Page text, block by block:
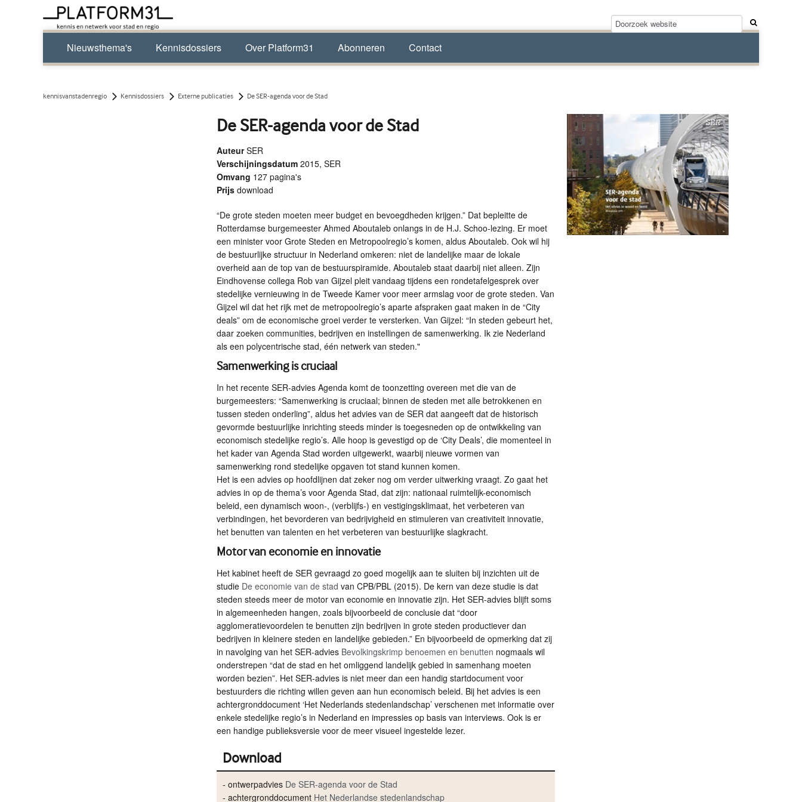
Nieuwsthema's Kennisdossiers Over Platform31 Abonneren Contact
kennisvanstadenregio Kennisdossiers Externe publicaties De SER-agenda voor de Stad
De SER-agenda voor de Stad
AuteurSER
Verschijningsdatum 2015, SER
Omvang 127 pagina's
Prijs download
“De grote steden moeten meer budget en bevoegdheden krijgen.” Dat bepleitte de
Rotterdamse burgemeester Ahmed Aboutaleb onlangs in de H.J. Schoo-lezing. Er moet
een minister voor Grote Steden en Metropoolregio’s komen, aldus Aboutaleb. Ook wil hij
de bestuurlijke structuur in Nederland omkeren: niet de landelijke maar de lokale
overheid aan de top van de bestuurspiramide. Aboutaleb staat daarbij niet alleen. Zijn
Eindhovense collega Rob van Gijzel pleit vandaag tijdens een rondetafelgesprek over
stedelijke vernieuwing in de Tweede Kamer voor meer armslag voor de grote steden. Van
Gijzel wil dat het rijk met de metropoolregio’s aparte afspraken gaat maken in de “City
deals” om de economische groei verder te versterken. Van Gijzel: “In steden gebeurt het,
daar zoeken communities, bedrijven en instellingen de samenwerking. Ik zie Nederland
als een polycentrische stad, één netwerk van steden."
Samenwerking is cruciaal
In het recente SER-advies Agenda komt de toonzetting overeen met die van de
burgemeesters: “Samenwerking is cruciaal; binnen de steden met alle betrokkenen en
tussen steden onderling”, aldus het advies van de SERdat aangeeft dat de historisch
gevormde bestuurlijke inrichting steeds minder is toegesneden op de ontwikkeling van
economisch stedelijke regio’s. Alle hoop is gevestigd op de ‘City Deals’, die momenteel in
het kader van Agenda Stad worden uitgewerkt, waarbij nieuwe vormen van
samenwerking rond stedelijke opgaven tot stand kunnen komen.
Het is een advies op hoofdlijnen dat zeker nog om verder uitwerking vraagt. Zo gaat het
advies in op de thema’s voor Agenda Stad, dat zijn: nationaal ruimtelijk-economisch
beleid, een dynamisch woon-, (verblijfs-) en vestigingsklimaat, het verbeteren van
verbindingen, het bevorderen van bedrijvigheid en stimuleren van creativiteit innovatie,
het benutten van talenten en het verbeteren van bestuurlijke slagkracht.
Motor van economie en innovatie
Het kabinet heeft de SERgevraagd zo goed mogelijk aan te sluiten bij inzichten uit de
studie De economie van de stad van CPB/PBL(2015). De kern van deze studie is dat
steden steeds meer de motor van economie en innovatie zijn. Het SER-advies blijft soms
in algemeenheden hangen, zoals bijvoorbeeld de conclusie dat “door
agglomeratievoordelen te benutten zijn bedrijven in grote steden productiever dan
bedrijven in kleinere steden en landelijke gebieden.” En bijvoorbeeld de opmerking dat zij
in navolging van het SER-advies Bevolkingskrimp benoemen en benutten nogmaals wil
onderstrepen “dat de stad en het omliggend landelijk gebied in samenhang moeten
worden bezien”. Het SER-advies is niet meer dan een handig startdocument voor
bestuurders die richting willen geven aan hun economisch beleid. Bij het advies is een
achtergronddocument ‘Het Nederlands stedenlandschap’ verschenen met informatie over
enkele stedelijke regio’s in Nederland en impressies op basis van interviews. Ook is er
een handige publieksversie voor de meer visueel ingestelde lezer.
Download
- ontwerpadvies De SER-agenda voor de Stad
- achtergronddocument Het Nederlandse stedenlandschap